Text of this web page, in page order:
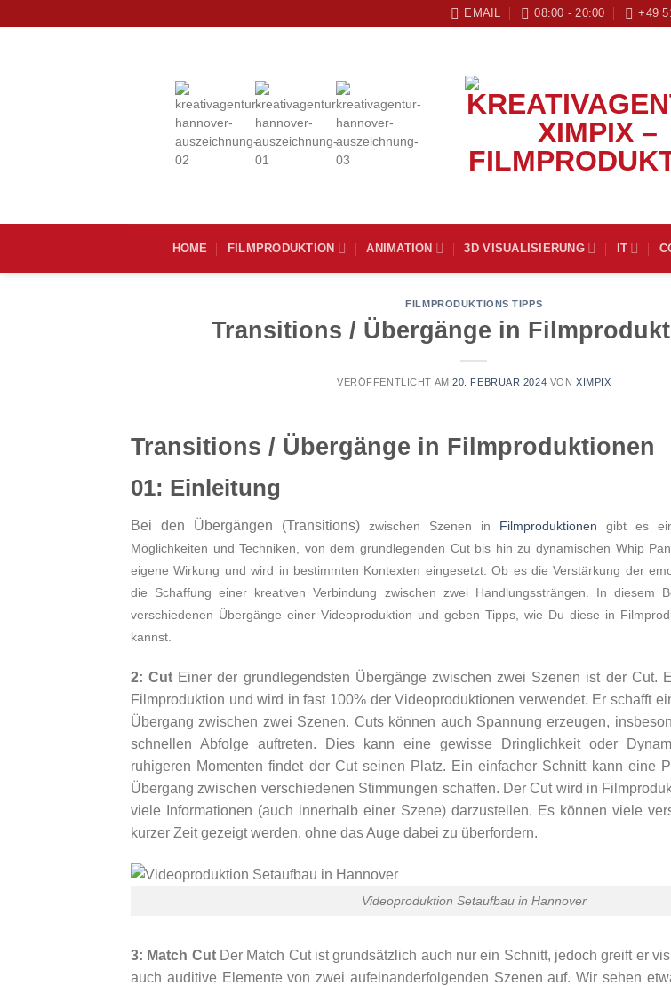
EMAIL 08:00 - 20:00 +49
HOME FILMPRODUKTION ANIMATION 3D VISUALISIERUNG IT
FILMPRODUKTIONS TIPPS
Transitions / Übergänge in
VERÖFFENTLICHT AM20. FEBRUAR 2024 VON XIMPIX
Transitions / Übergänge in Filmproduktionen
01: Einleitung
Bei den Übergängen (Transitions) zwischen Szenen in Filmproduktionen gibt es
Möglichkeiten und Techniken, von dem grundlegenden Cut bis hin zu dynamischen Whip
eigene Wirkung und wird in bestimmten Kontexten eingesetzt. Ob es die Verstärkung der
die Schaffung einer kreativen Verbindung zwischen zwei Handlungssträngen. In diesem
verschiedenen Übergänge einer Videoproduktion und geben Tipps, wie Du diese in
kannst.
2: Cut Einer der grundlegendsten Übergänge zwischen zwei Szenen ist der Cut.
Filmproduktion und wird in fast 100% der Videoproduktionen verwendet. Er schafft
Übergang zwischen zwei Szenen. Cuts können auch Spannung erzeugen,
schnellen Abfolge auftreten. Dies kann eine gewisse Dringlichkeit oder
ruhigeren Momenten findet der Cut seinen Platz. Ein einfacher Schnitt kann eine
Übergang zwischen verschiedenen Stimmungen schaffen. Der Cut wird in
viele Informationen (auch innerhalb einer Szene) darzustellen. Es können viele
kurzer Zeit gezeigt werden, ohne das Auge dabei zu überfordern.
Videoproduktion Setaufbau in Hannover
3: Match CutDer Match Cut ist grundsätzlich auch nur ein Schnitt, jedoch greift er
auch auditive Elemente von zwei aufeinanderfolgenden Szenen auf. Wir sehen